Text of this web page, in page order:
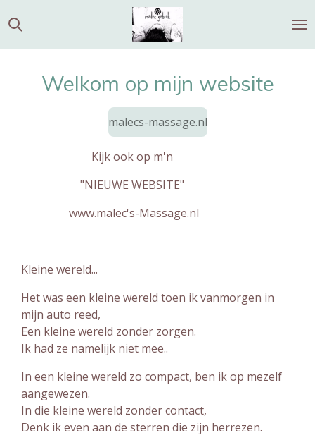
direct
naar
hoofdinhoudWelkom op mijn website
malecs-massage.nl
Kijk ook op m'n
"NIEUWE WEBSITE"
www.malec's-Massage.nl
Kleine wereld...
Het was een kleine wereld toen ik vanmorgen in
mijn auto reed,
Een kleine wereld zonder zorgen.
Ik had ze namelijk niet mee..
In een kleine wereld zo compact, ben ik op mezelf
aangewezen.
In die kleine wereld zonder contact,
Denk ik even aan de sterren die zijn herrezen.